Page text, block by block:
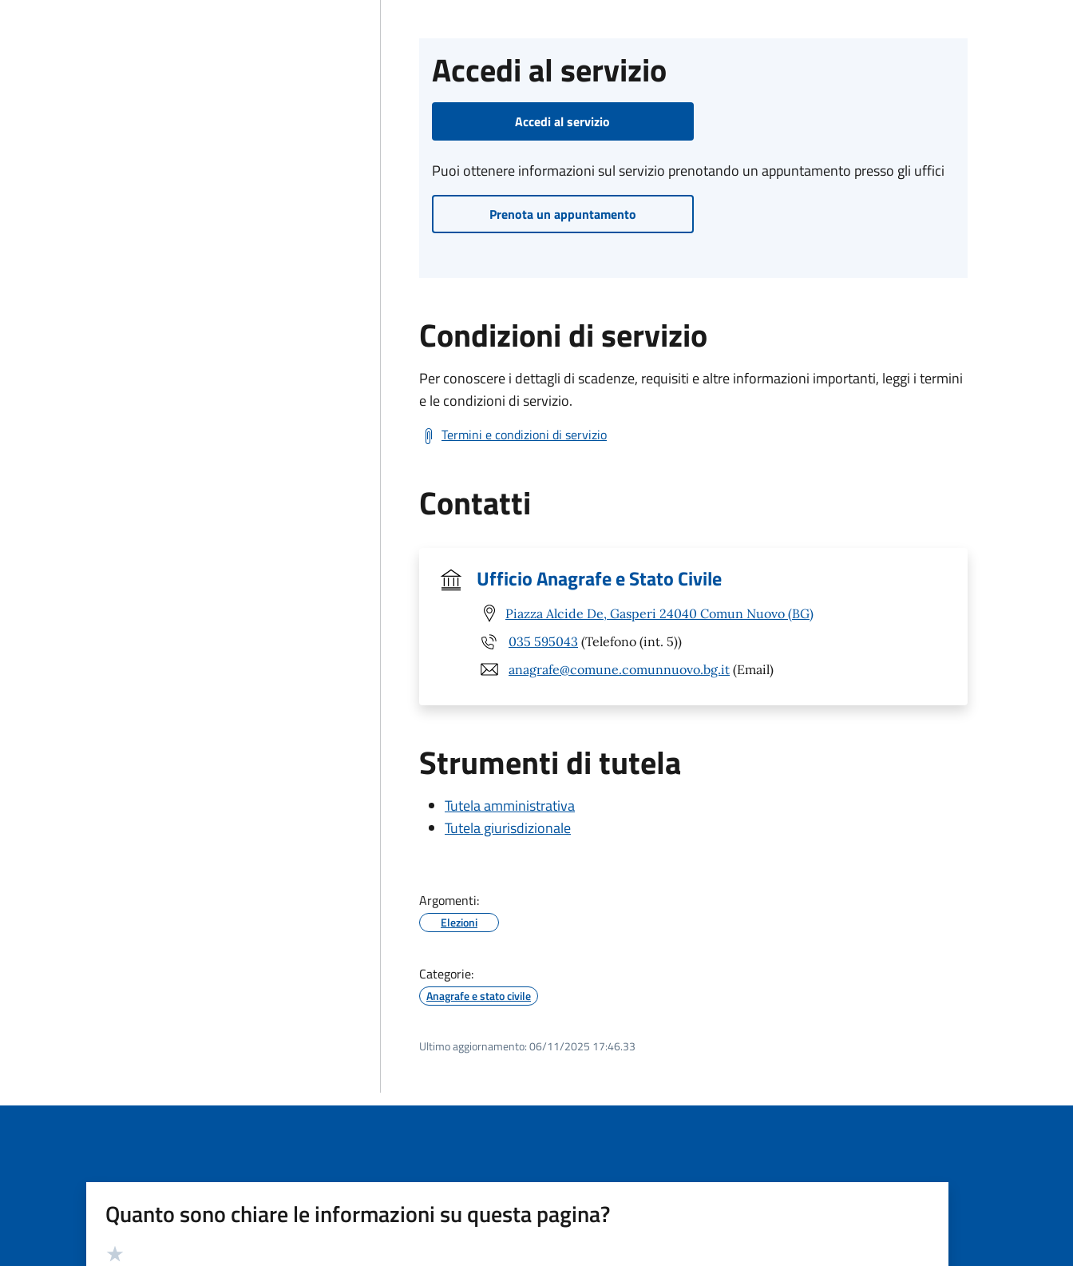
Accedi al servizio
Accedi al servizio
Puoi ottenere informazioni sul servizio prenotando un appuntamento presso gli uffici
Prenota un appuntamento
Condizioni di servizio
Per conoscere i dettagli di scadenze, requisiti e altre informazioni importanti, leggi i termini
e le condizioni di servizio.
Termini e condizioni di servizio
Contatti
Ufficio Anagrafe e Stato Civile
Piazza Alcide De, Gasperi 24040 Comun Nuovo (BG)
035 595043 (Telefono (int. 5))
anagrafe@comune.comunnuovo.bg.it (Email)
Strumenti di tutela
Tutela amministrativa
Tutela giurisdizionale
Argomenti:
Elezioni
Categorie:
Anagrafe e stato civile
Ultimo aggiornamento:06/11/2025 17:46.33
Quanto sono chiare le informazioni su questa pagina?
Valutazione